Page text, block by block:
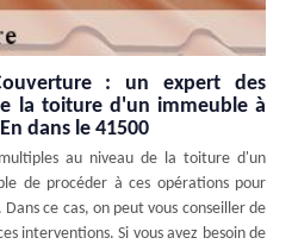
: un expert des
la toiture d'un immeuble à
dans le 41500
au niveau de la toiture d'un
de procéder à ces opérations pour
ce cas, on peut vous conseiller de
interventions. Si vous avez besoin de